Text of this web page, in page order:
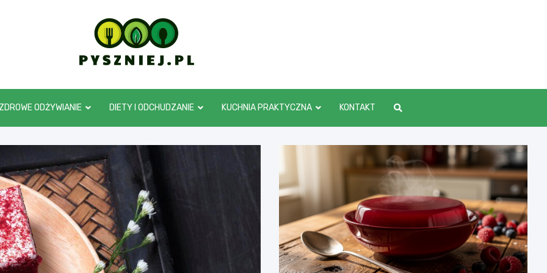
pyszniej.pl
ZDROWE ODŻYWIANIE DIETY I ODCHUDZANIE KUCHNIA PRAKTYCZNA KONTAKT